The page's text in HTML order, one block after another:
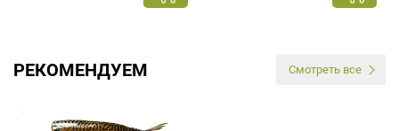
РЕКОМЕНДУЕМ Смотреть все